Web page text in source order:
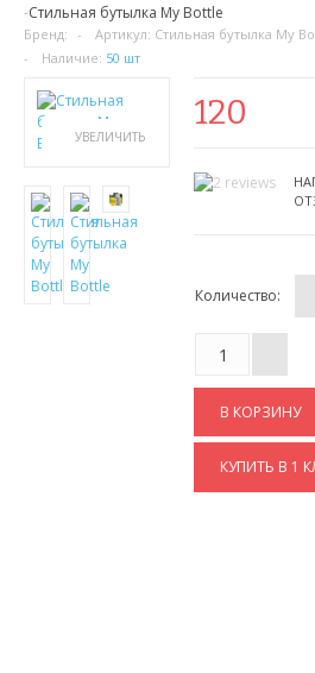
Стильная бутылка My Bottle
Бренд: Артикул: Стильная бутылка My
Наличие: 50 шт
УВЕЛИЧИТЬ
120
Количество:
КУПИТЬ В 1